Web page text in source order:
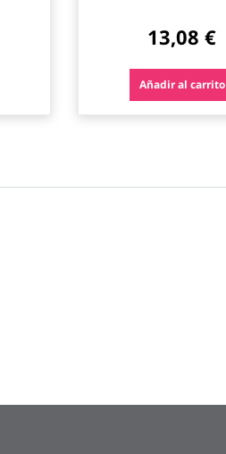
13,08 €
Añadir al carrito